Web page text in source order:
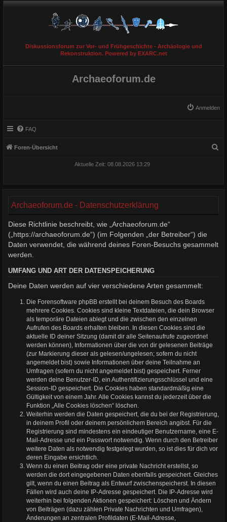
Diskussionsforum zur Vor- und Frühgeschichte - Archäologie und
Rekonstruktion. Powered by EXARC.net
Archaeoforum.de
Anmelden
FAQ
Foren-Übersicht
Aktuelle Zeit: 08.08.2026 13:29
Archaeoforum.de - Datenschutzerklärung
Diese Richtlinie beschreibt, wie „Archaeoforum.de“
(„https://archaeoforum.de“) (im Folgenden „der Betreiber“) die
Daten verwendet, die während deines Foren-Besuchs gesammelt
werden.
UMFANG UND ART DER DATENSPEICHERUNG
Deine Daten werden auf vier verschiedene Arten gesammelt:
Die Forensoftware phpBB erstellt bei deinem Besuch des Boards
mehrere Cookies. Cookies sind kleine Textdateien, die dein Browser
als temporäre Dateien ablegt und die zwischen den einzelnen
Aufrufen des Boards erhalten bleiben. In diesen Cookies sind die
aktuelle ID deiner Sitzung (damit dir alle Seitenaufrufe zugeordnet
werden können), Informationen über die von dir gelesenen Beiträge
(zur Markierung dieser als gelesen/ungelesen; sofern du nicht
angemeldet bist) sowie Informationen über deine Teilnahme an
Umfragen (sofern du nicht angemeldet bist) gespeichert. Ferner
werden deine Benutzer-ID, ein Authentifizierungsschlüssel und eine
Session-ID gespeichert. Die Cookies haben standardmäßig eine
Gültigkeit von einem Jahr. Alle Cookies kannst du jederzeit über die
Funktion „Alle Cookies löschen“ löschen.
Weiterhin werden die Daten gespeichert, die du bei der Registrierung,
in deinem Profil oder deinem persönlichem Bereich angibst. Für die
Registrierung sind mindestens ein eindeutiger Benutzername, eine E-
Mail-Adresse und ein Passwort notwendig. Wenn durch den Betreiber
weitere Daten als notwendig festgelegt wurden, so ist dies für dich vor
deren Eingabe ersichtlich.
Wenn du einen Beitrag oder eine private Nachricht erstellst, so
werden die dort eingegebenen Daten ebenfalls gespeichert. Gleiches
gilt, wenn du einen Beitrag als Entwurf zwischenspeicherst. In diesen
Fällen wird auch deine IP-Adresse gespeichert. Die IP-Adresse wird
weiterhin bei folgenden Aktionen gespeichert: Löschen und Ändern
von Beiträgen (dazu zählen Private Nachrichten und Umfragen),
Änderungen an zentralen Profildaten (E-Mail-Adresse,